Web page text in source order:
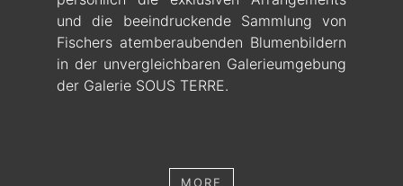
und die beeindruckende Sammlung von
Fischers atemberaubenden Blumenbildern
in der unvergleichbaren Galerieumgebung
der Galerie SOUS TERRE.
MORE